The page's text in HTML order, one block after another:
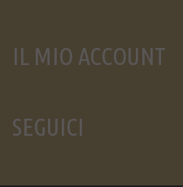
IL MIO ACCOUNT
SEGUICI